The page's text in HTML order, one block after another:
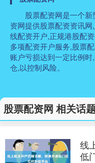
股票配资网是一个
资网提供股票配资资讯
线配资开户,正规港股配
多项配资开户服务,股票
账户亏损达到一定比例
仓,以控制风险。
股票配资网 相关话
线
低